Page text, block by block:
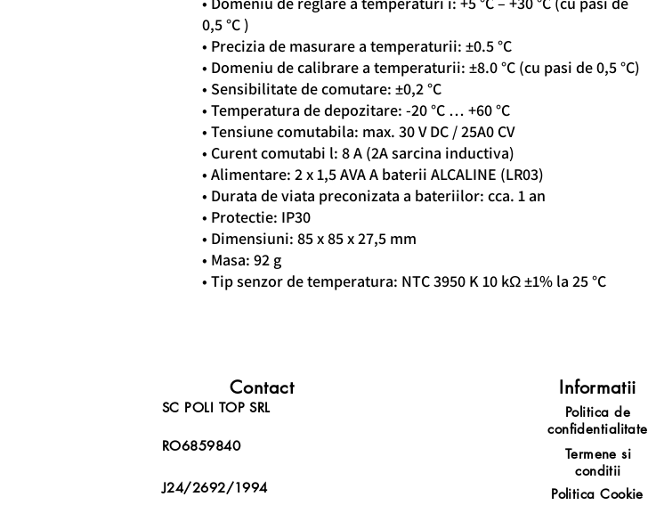
0,5 °C )
• Precizia de masurare a temperaturii: ±0.5 °C
• Domeniu de calibrare a temperaturii: ±8.0 °C (cu pasi de 0,5 °C)
• Sensibilitate de comutare: ±0,2 °C
• Temperatura de depozitare: -20 °C … +60 °C
• Tensiune comutabila: max. 30 V DC / 25A0 CV
• Curent comutabi l: 8 A (2A sarcina inductiva)
• Alimentare: 2 x 1,5 AVA A baterii ALCALINE (LR03)
• Durata de viata preconizata a bateriilor: cca. 1 an
• Protectie: IP30
• Dimensiuni: 85 x 85 x 27,5 mm
• Masa: 92 g
• Tip senzor de temperatura: NTC 3950 K 10 kΩ ±1% la 25 °C
Contact
SC POLI TOP SRL
RO6859840
J24/2692/1994
Informatii
Politica de
confidentialitate
Termene si
conditii
Politica Cookie